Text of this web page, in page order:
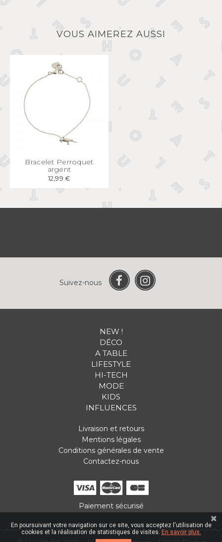
VOUS AIMEREZ AUSSI
APERÇU RAPIDE
Bracelet Perroquet
argent
12,99 €
Suivez-nous
NEW !
DÉCO
A TABLE
LIFESTYLE
HI-TECH
MODE
KIDS
INFLUENCES
Livraison et retours
Mentions légales
Conditions générales de vente
Contactez-nous
Paiement sécurisé
En poursuivant votre navigation sur ce site, vous acceptez l'utilisation de
cookies et la réalisation de statistiques de visites. En savoir plus.